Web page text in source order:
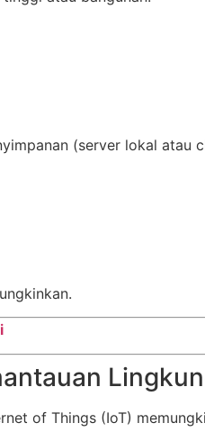
(server lokal atau
of Things (IoT)